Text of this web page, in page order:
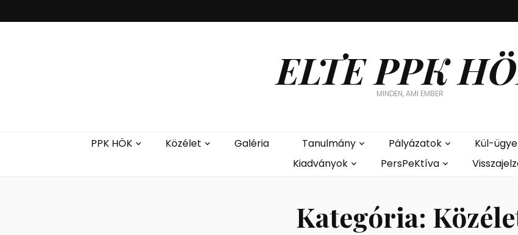
ELTE PPK
MINDEN, AMI EMBER
PPK HÖK Közélet Galéria Tanulmány Pályázatok Kül-
Kiadványok
PersPeKtíva
Kategória: